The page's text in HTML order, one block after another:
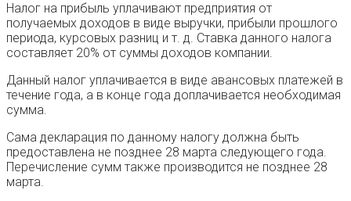
Налог на прибыль уплачивают предприятия от
получаемых доходов в виде выручки, прибыли прошлого
периода, курсовых разниц и т. д. Ставка данного налога
составляет 20% от суммы доходов компании.
Данный налог уплачивается в виде авансовых платежей в
течение года, а в конце года доплачивается необходимая
сумма.
Сама декларация по данному налогу должна быть
предоставлена не позднее 28 марта следующего года.
Перечисление сумм также производится не позднее 28
марта.